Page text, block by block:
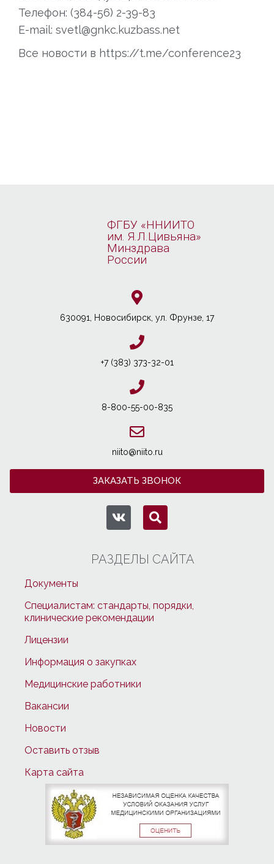
Телефон: (384-56) 2-39-83
E-mail: svetl@gnkc.kuzbass.net
Все новости в https://t.me/conference23
ФГБУ «ННИИТО
им. Я.Л.Цивьяна»
Минздрава
России
630091, Новосибирcк, ул. Фрунзе, 17
+7 (383) 373-32-01
8-800-55-00-835
niito@niito.ru
ЗАКАЗАТЬ ЗВОНОК
РАЗДЕЛЫ САЙТА
Документы
Специалистам: стандарты, порядки,
клинические рекомендации
Лицензии
Информация о закупках
Медицинские работники
Вакансии
Новости
Оставить отзыв
Карта сайта